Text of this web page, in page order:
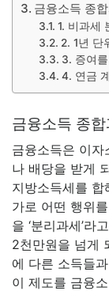
금융소득 종
1. 비과세
2. 1년 단
3. 증여
4. 연금
금융소득 종
금융소득은 이
나 배당을 받게
지방소득세를
가로 어떤 행위
을 ‘분리과세’라
2천만원을 넘게
에 다른 소득들
이 제도를 금융